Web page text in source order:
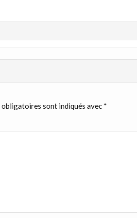
obligatoires sont indiqués avec *